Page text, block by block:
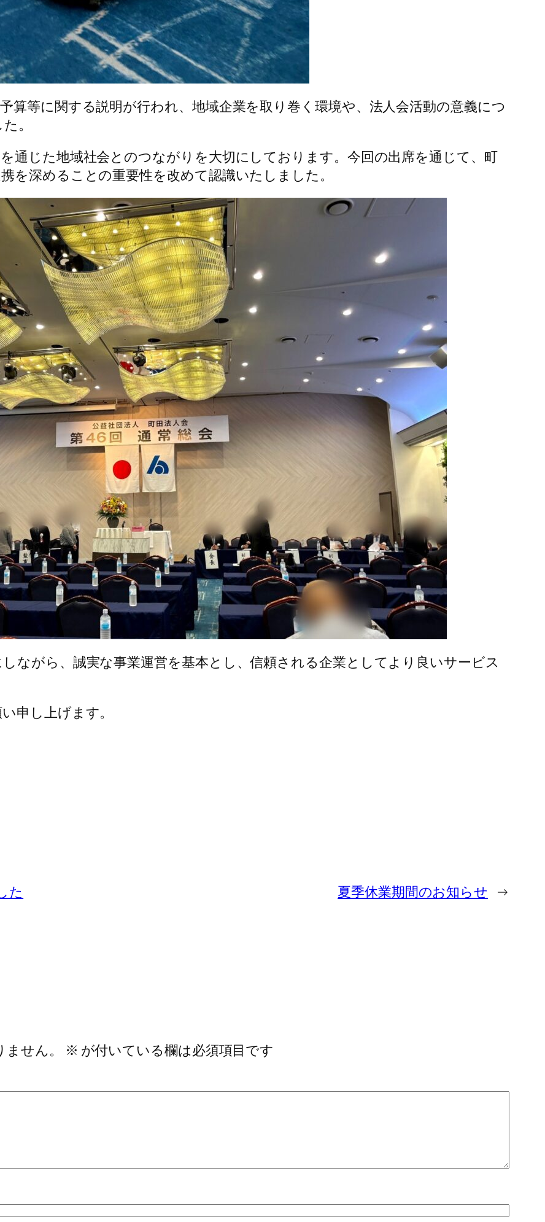
算等に関する説明が行われ、地域企業を取り巻く環境や、法人会活動の意義につ
。
通じた地域社会とのつながりを大切にしております。今回の出席を通じて、町
を深めることの重要性を改めて認識いたしました。
ながら、誠実な事業運営を基本とし、信頼される企業としてより良いサービス
申し上げます。
た 夏季休業期間のお知らせ →
せん。
※ が付いている欄は必須項目です